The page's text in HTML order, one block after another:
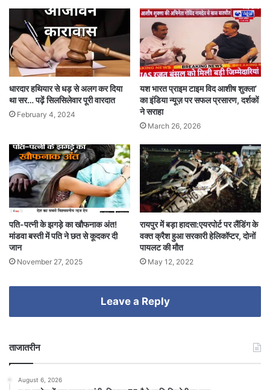
धारदार हथियार से धड़ से अलग कर दिया
था सर… पढ़ें सिलसिलेवार पूरी वारदात
February 4, 2024
यश भारत प्राइम टाइम विद आशीष शुक्ला’
का इंडिया न्यूज़ पर सफल प्रसारण, दर्शकों
ने सराहा
March 26, 2026
पति-पत्नी के झगड़े का खौफनाक अंत!
मांडवा बस्ती में पति ने छत से कूदकर दी
जान
November 27, 2025
रायपुर में बड़ा हादसा:एयरपोर्ट पर लैंडिंग के
वक्त क्रैश हुआ सरकारी हेलिकॉप्टर, दोनों
पायलट की मौत
May 12, 2022
Leave a Reply
ताजातरीन
August 6, 2026